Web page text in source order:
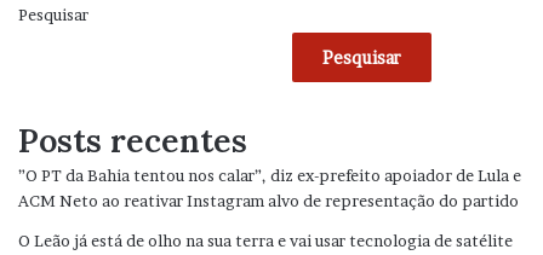
Pesquisar
Pesquisar
Posts recentes
”O PT da Bahia tentou nos calar”, diz ex-prefeito apoiador de Lula e
ACM Neto ao reativar Instagram alvo de representação do partido
O Leão já está de olho na sua terra e vai usar tecnologia de satélite